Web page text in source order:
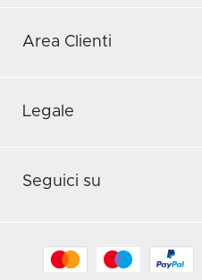
Area Clienti
Legale
Seguici su